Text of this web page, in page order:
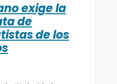
exige la
de
de los